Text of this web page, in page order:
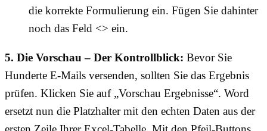
die korrekte Formulierung ein. Fügen Sie dahinter
noch das Feld <> ein.
5. Die Vorschau – Der Kontrollblick: Bevor Sie
Hunderte E-Mails versenden, sollten Sie das Ergebnis
prüfen. Klicken Sie auf „Vorschau Ergebnisse“. Word
ersetzt nun die Platzhalter mit den echten Daten aus der